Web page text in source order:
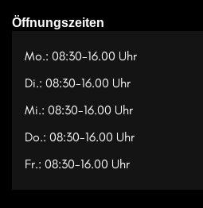
Öffnungszeiten
Mo.: 08:30-16.00 Uhr
Di.: 08:30-16.00 Uhr
Mi.: 08:30-16.00 Uhr
Do.: 08:30-16.00 Uhr
Fr.: 08:30-16.00 Uhr